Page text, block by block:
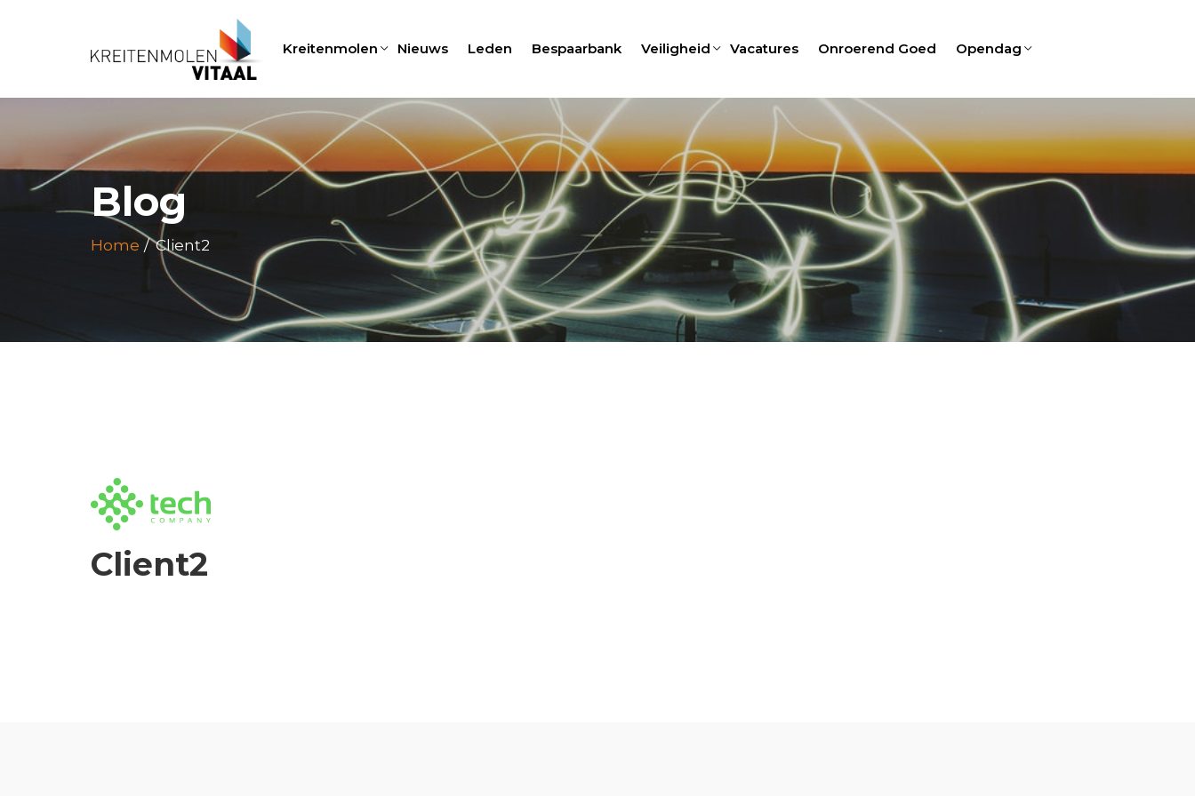
Kreitenmolen Nieuws Leden Bespaarbank Veiligheid Vacatures Onroerend Goed Opendag
Blog
Home Client2
Client2